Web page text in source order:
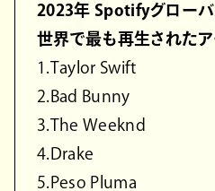
2023年 Spotifyグローバ
世界で最も再生されたア
1.Taylor Swift
2.Bad Bunny
3.The Weeknd
4.Drake
5.Peso Pluma